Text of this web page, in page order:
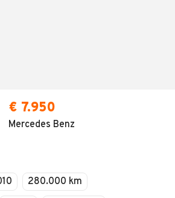
€ 7.950
Mercedes Benz
280.000 km